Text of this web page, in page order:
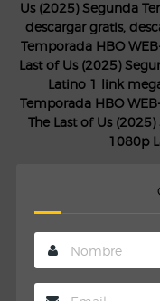
Us (2025) Segunda
descargar gratis,
Temporada HBO
Last of Us (2025)
Latino 1 link
Temporada HBO
The Last of Us
1080p